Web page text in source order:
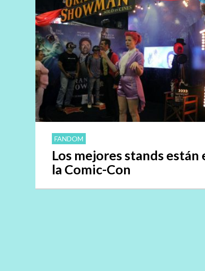
FANDOM
Los mejores stands están
la Comic-Con